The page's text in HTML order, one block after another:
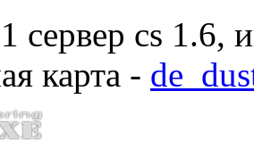
сервер cs 1.6,
карта -